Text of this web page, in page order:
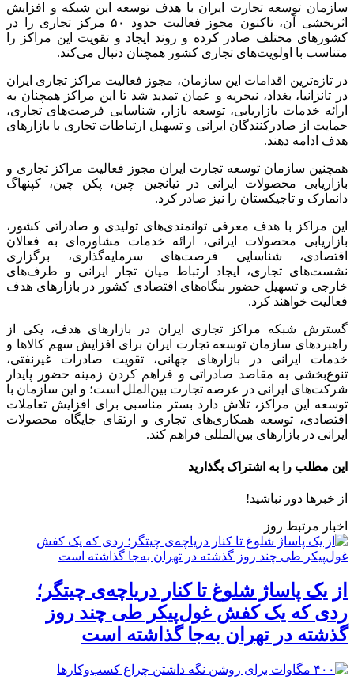
سازمان توسعه تجارت ایران با هدف توسعه این شبکه و افزایش
اثربخشی آن، تاکنون مجوز فعالیت حدود ۵۰ مرکز تجاری را در
کشور‌های مختلف صادر کرده و روند ایجاد و تقویت این مراکز را
متناسب با اولویت‌های تجاری کشور همچنان دنبال می‌کند.
در تازه‌ترین اقدامات این سازمان، مجوز فعالیت مراکز تجاری ایران
در تانزانیا، بغداد، نیجریه و عمان تمدید شد تا این مراکز همچنان به
ارائه خدمات بازاریابی، توسعه بازار، شناسایی فرصت‌های تجاری،
حمایت از صادرکنندگان ایرانی و تسهیل ارتباطات تجاری با بازار‌های
هدف ادامه دهند.
همچنین سازمان توسعه تجارت ایران مجوز فعالیت مراکز تجاری و
بازاریابی محصولات ایرانی در تیانجین چین، پکن چین، کپنهاگ
دانمارک و تاجیکستان را نیز صادر کرد.
این مراکز با هدف معرفی توانمندی‌های تولیدی و صادراتی کشور،
بازاریابی محصولات ایرانی، ارائه خدمات مشاوره‌ای به فعالان
اقتصادی، شناسایی فرصت‌های سرمایه‌گذاری، برگزاری
نشست‌های تجاری، ایجاد ارتباط میان تجار ایرانی و طرف‌های
خارجی و تسهیل حضور بنگاه‌های اقتصادی کشور در بازار‌های هدف
فعالیت خواهند کرد.
گسترش شبکه مراکز تجاری ایران در بازار‌های هدف، یکی از
راهبرد‌های سازمان توسعه تجارت ایران برای افزایش سهم کالا‌ها و
خدمات ایرانی در بازار‌های جهانی، تقویت صادرات غیرنفتی،
تنوع‌بخشی به مقاصد صادراتی و فراهم کردن زمینه حضور پایدار
شرکت‌های ایرانی در عرصه تجارت بین‌الملل است؛ و این سازمان با
توسعه این مراکز، تلاش دارد بستر مناسبی برای افزایش تعاملات
اقتصادی، توسعه همکاری‌های تجاری و ارتقای جایگاه محصولات
ایرانی در بازار‌های بین‌المللی فراهم کند.
این مطلب را به اشتراک بگذارید
از خبرها دور نباشید!
اخبار مرتبط روز
از یک پاساژ شلوغ تا کنار دریاچه‌ی چیتگر؛
ردی که یک کفش غول‌پیکر طی چند روز
گذشته در تهران به‌جا گذاشته است